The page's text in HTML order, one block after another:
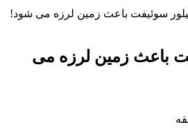
سوئیفت باعث زمین لرزه می شود!
باعث زمین لرزه می